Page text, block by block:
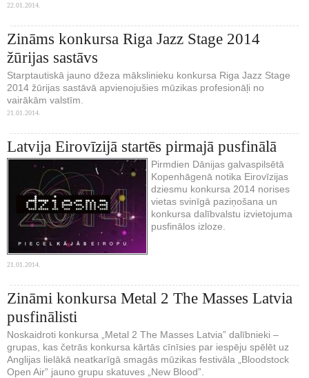
22.01.2014.
Zināms konkursa Riga Jazz Stage 2014
žūrijas sastāvs
Starptautiskā jauno džeza mākslinieku konkursa Riga Jazz Stage
2014 žūrijas sastāvā apvienojušies mūzikas profesionāļi no
vairākām valstīm.
21.01.2014.
Latvija Eirovīzijā startēs pirmajā pusfinālā
Pirmdien Dānijas galvaspilsētā
Kopenhāgenā notika Eirovīzijas
dziesmu konkursa 2014 norises
vietas svinīgā paziņošana un
konkursa dalībvalstu izvietojuma
pusfinālos izloze.
21.01.2014.
Zināmi konkursa Metal 2 The Masses Latvia
pusfinālisti
Noskaidroti konkursa „Metal 2 The Masses Latvia” dalībnieki –
grupas, kas četrās konkursa kārtās cīnīsies par iespēju spēlēt uz
Anglijas lielākā neatkarīgā smagās mūzikas festivāla „Bloodstock
Open Air” jauno grupu skatuves „New Blood”.